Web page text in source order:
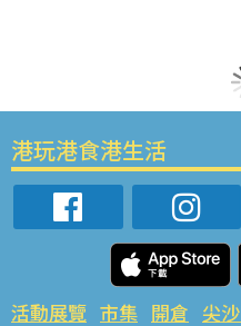
港玩港食港生活
活動展覽 市集 開倉 尖